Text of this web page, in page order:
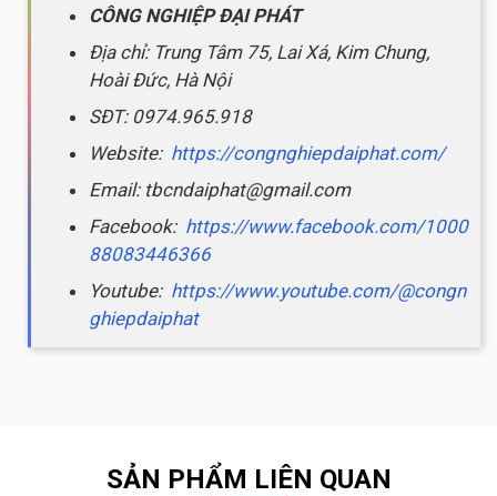
CÔNG NGHIỆP ĐẠI PHÁT
Địa chỉ: Trung Tâm 75, Lai Xá, Kim Chung,
Hoài Đức, Hà Nội
SĐT: 0974.965.918
Website: https://congnghiepdaiphat.com/
Email: tbcndaiphat@gmail.com
Facebook: https://www.facebook.com/1000
88083446366
Youtube: https://www.youtube.com/@congn
ghiepdaiphat
SẢN PHẨM LIÊN QUAN